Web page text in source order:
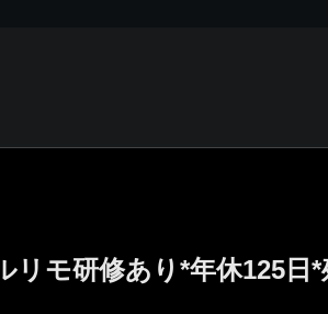
リモ研修あり*年休125日